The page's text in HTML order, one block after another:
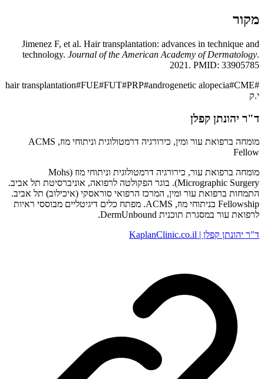
מקור
Jimenez F, et al. Hair transplantation: advances in technique and
technology. Journal of the American Academy of Dermatology.
2021. PMID: 33905785
#
hair transplantation#FUE#FUT#PRP#androgenetic alopecia#CME
י.ק
ד"ר יהונתן קפלן
מומחה ברפואת עור ומין, כירורגיה דרמטולוגית וניתוחי מוז, ACMS
Fellow
מומחה ברפואת עור, כירורגיה דרמטולוגית וניתוחי מוז (Mohs
Micrographic Surgery). בוגר הפקולטה לרפואה, אוניברסיטת תל אביב.
התמחות ברפואת עור ומין, המרכז הרפואי סוראסקי (איכילוב) תל אביב.
Fellowship בניתוחי מוז, ACMS. מפתח כלים דיגיטליים מבוססי ראיות
לרפואת עור במסגרת תוכנית DermUnbound.
ד"ר יהונתן קפלן | KaplanClinic.co.il